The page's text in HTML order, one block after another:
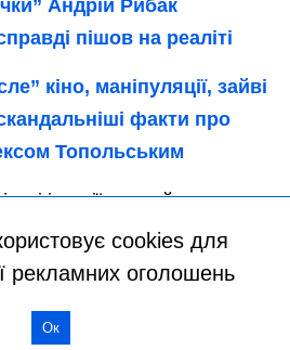
cookies для
рекламних оголошень
Ок